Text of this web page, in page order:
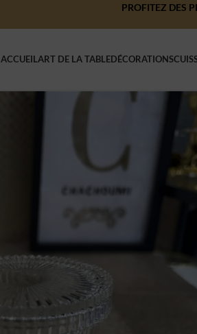
PROFITEZ DES
ACCUEILART DE LA TABLEDÉCORATIONS